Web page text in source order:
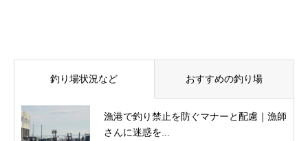
釣り場状況など おすすめの釣り場
漁港で釣り禁止を防ぐマナーと配慮｜漁師
さんに迷惑を...